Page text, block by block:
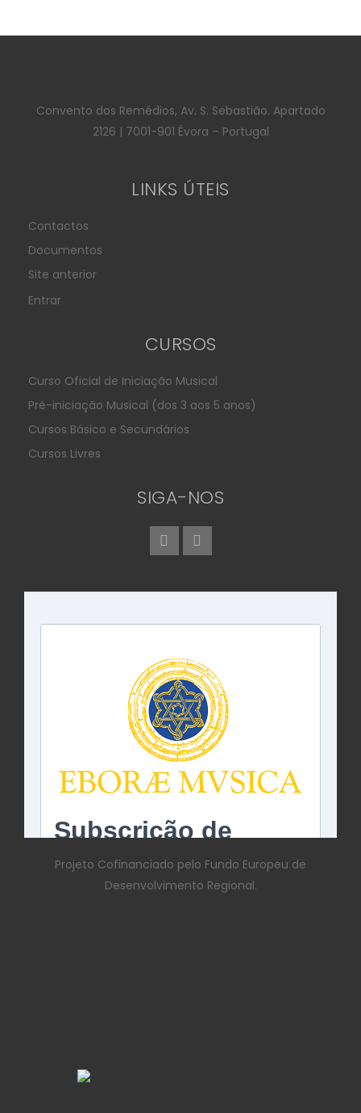
Convento dos Remédios, Av. S. Sebastião. Apartado
2126 | 7001-901 Évora – Portugal
LINKS ÚTEIS
Contactos
Documentos
Site anterior
Entrar
CURSOS
Curso Oficial de Iniciação Musical
Pré-iniciação Musical (dos 3 aos 5 anos)
Cursos Básico e Secundários
Cursos Livres
SIGA-NOS
Projeto Cofinanciado pelo Fundo Europeu de
Desenvolvimento Regional.